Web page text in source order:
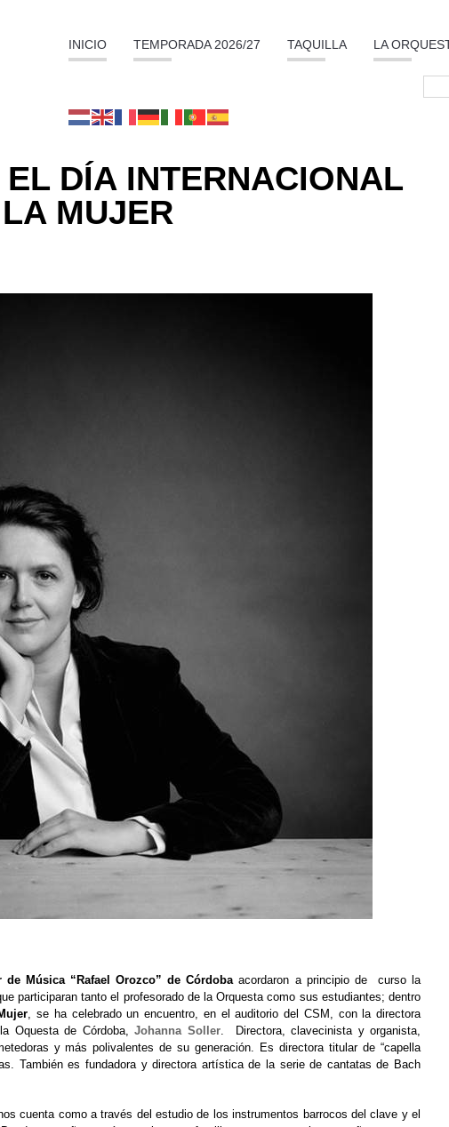
INICIO TEMPORADA 2026/27 TAQUILLA LA
DÍA INTERNACIONAL
MUJER
Música “Rafael Orozco” de Córdobaacordaron a principio de curso la
participaran tanto el profesorado de la Orquesta como sus estudiantes; dentro
jer, se ha celebrado un encuentro, en el auditorio del CSM, con la directora
Oquesta de Córdoba,Johanna Soller. Directora, clavecinista y organista,
y más polivalentes de su generación. Es directora titular de “capella
También es fundadora y directora artística de la serie de cantatas de Bach
cuenta como a través del estudio de los instrumentos barrocos del clave y el